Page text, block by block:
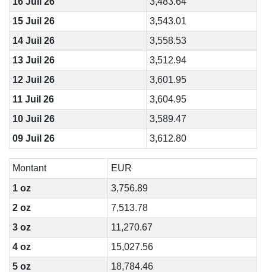
15 Juil 26
3,543.01
14 Juil 26
3,558.53
13 Juil 26
3,512.94
12 Juil 26
3,601.95
11 Juil 26
3,604.95
10 Juil 26
3,589.47
09 Juil 26
3,612.80
Montant
EUR
1 oz
3,756.89
2 oz
7,513.78
3 oz
11,270.67
4 oz
15,027.56
5 oz
18,784.46